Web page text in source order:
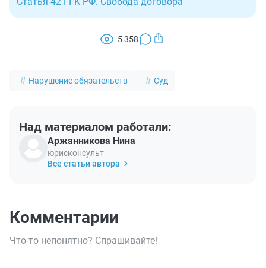
5 358
Нарушение обязательств Суд
Над материалом работали:
Аржанникова Нина
юрисконсульт
Все статьи автора
Комментарии
Что-то непонятно? Спрашивайте!